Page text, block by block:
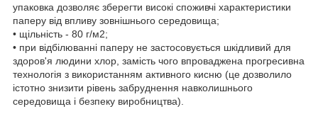
упаковка дозволяє зберегти високі споживчі характеристики
паперу від впливу зовнішнього середовища;
• щільність - 80 г/м2;
• при відбілюванні паперу не застосовується шкідливий для
здоров'я людини хлор, замість чого впроваджена прогресивна
технологія з використанням активного кисню (це дозволило
істотно знизити рівень забруднення навколишнього
середовища і безпеку виробництва).